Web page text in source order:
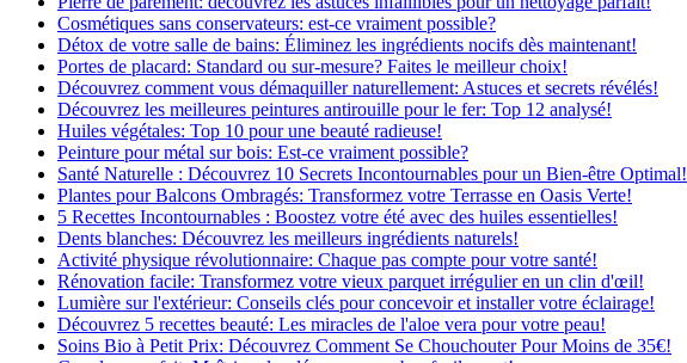
Cosmétiques sans conservateurs: est-ce vraiment possible?
Détox de votre salle de bains: Éliminez les ingrédients nocifs dès maintenant!
Portes de placard: Standard ou sur-mesure? Faites le meilleur choix!
Découvrez comment vous démaquiller naturellement: Astuces et secrets révélés!
Découvrez les meilleures peintures antirouille pour le fer: Top 12 analysé!
Huiles végétales: Top 10 pour une beauté radieuse!
Peinture pour métal sur bois: Est-ce vraiment possible?
Santé Naturelle : Découvrez 10 Secrets Incontournables pour un Bien-être Optimal!
Plantes pour Balcons Ombragés: Transformez votre Terrasse en Oasis Verte!
5 Recettes Incontournables : Boostez votre été avec des huiles essentielles!
Dents blanches: Découvrez les meilleurs ingrédients naturels!
Activité physique révolutionnaire: Chaque pas compte pour votre santé!
Rénovation facile: Transformez votre vieux parquet irrégulier en un clin d'œil!
Lumière sur l'extérieur: Conseils clés pour concevoir et installer votre éclairage!
Découvrez 5 recettes beauté: Les miracles de l'aloe vera pour votre peau!
Soins Bio à Petit Prix: Découvrez Comment Se Chouchouter Pour Moins de 35€!